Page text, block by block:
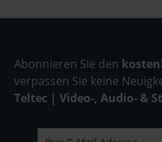
Abonnieren Sie den
verpassen Sie keine
Teltec | Video-, Audio- &